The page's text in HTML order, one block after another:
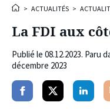
> ACTUALITÉS >
La FDI aux
Publié le 08.12.2023. Paru
décembre 2023
PartagerPartager